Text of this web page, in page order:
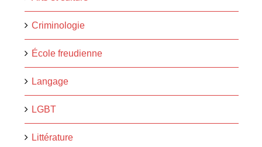
Criminologie
École freudienne
Langage
LGBT
Littérature